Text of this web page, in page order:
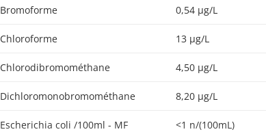
Bromoforme 0,54 µg/L
Chloroforme 13 µg/L
Chlorodibromométhane 4,50 µg/L
Dichloromonobromométhane 8,20 µg/L
Escherichia coli /100ml - MF <1 n/(100mL)